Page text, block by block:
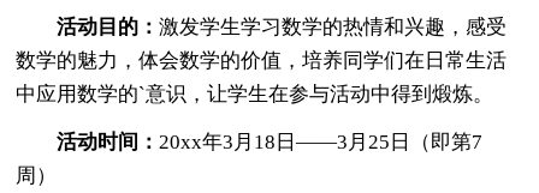
活动目的：激发学生学习数学的热情和兴趣，感受
数学的魅力，体会数学的价值，培养同学们在日常生活
中应用数学的`意识，让学生在参与活动中得到煅炼。
活动时间：20xx年3月18日——3月25日（即第7
周）